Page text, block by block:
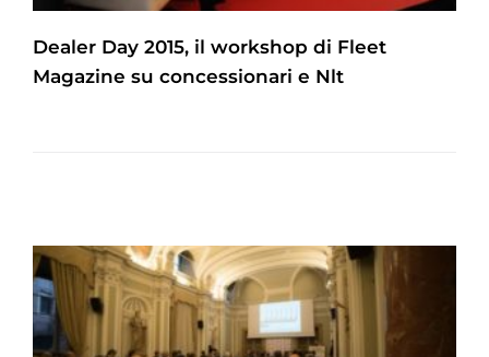
Dealer Day 2015, il workshop di Fleet
Magazine su concessionari e Nlt